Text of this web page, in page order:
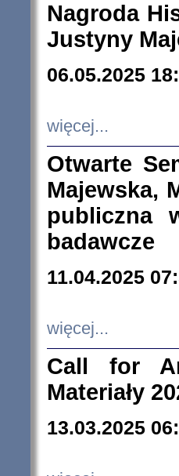
Nagroda
Justyny
06.05.2025
więcej...
Otwarte
Majewska,
publiczna
badawcze
11.04.2025
więcej...
Call for
Materiały
13.03.2025